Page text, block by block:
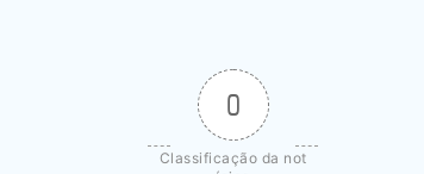
0
Classificação da not